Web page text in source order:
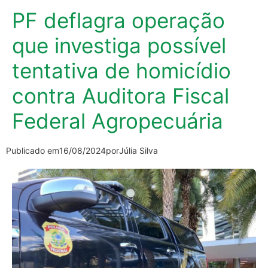
PF deflagra operação
que investiga possível
tentativa de homicídio
contra Auditora Fiscal
Federal Agropecuária
Publicado em16/08/2024porJúlia Silva